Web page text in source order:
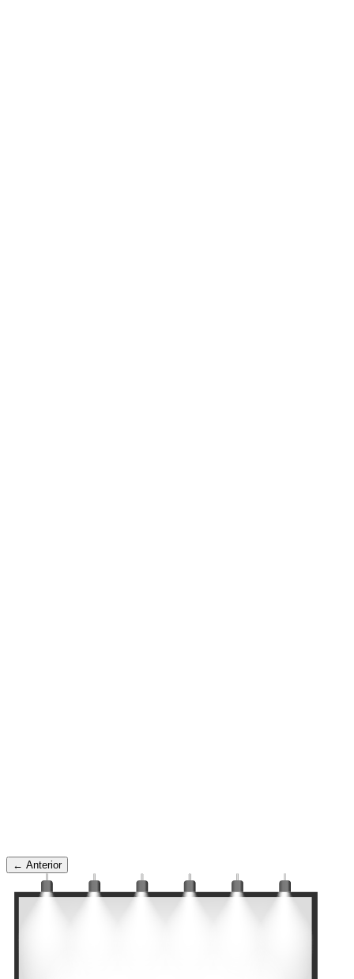
← Anterior